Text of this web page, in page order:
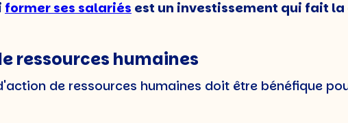
former ses salariés est un investissement qui fait
ressources humaines
de ressources humaines doit être bénéfique